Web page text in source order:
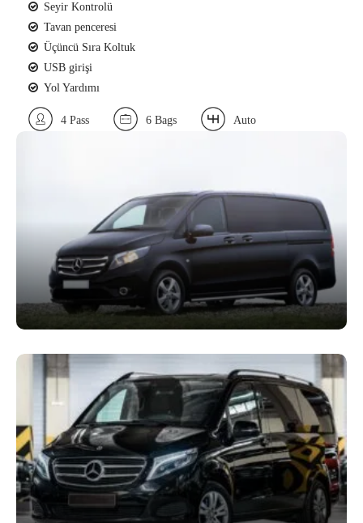
Seyir Kontrolü
Tavan penceresi
Üçüncü Sıra Koltuk
USB girişi
Yol Yardımı
4 Pass 6 Bags Auto